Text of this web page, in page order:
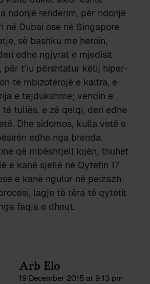
ndonjë renderim, për ndonjë
në Dubai ose në Singapore.
së bashku me heroin,
edhe ngjyrat e mjedisit
për t’iu përshtatur këtij hiper-
të mbizotërojë e kaltra, e
e tejdukshme; vendin e
tullës, e zë qelqi, deri edhe
Dhe sidomos, kulla vetë e
edhe nga brenda.
që mbështjell lojën, thuhet
e kanë sjellë në Qytetin 17
e kanë ngulur në peizazh.
lagje të tëra të qytetit
faqja e dheut.
Arb Elo
19 December 2015 at 9:13 pm